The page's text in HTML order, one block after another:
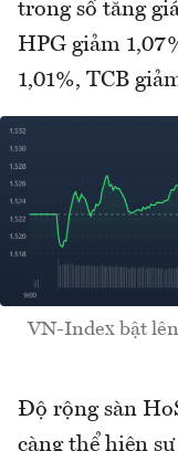
trong số tăng
HPG giảm
1,01%, TCB
VN-Index bật
Độ rộng sàn
càng thể hiện